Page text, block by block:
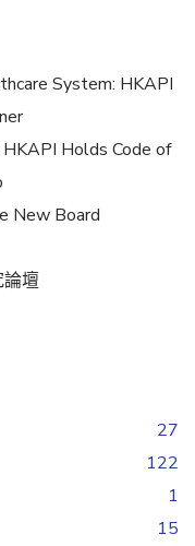
System: HKAPI
Holds Code of
New Board
壇
27
122
1
15